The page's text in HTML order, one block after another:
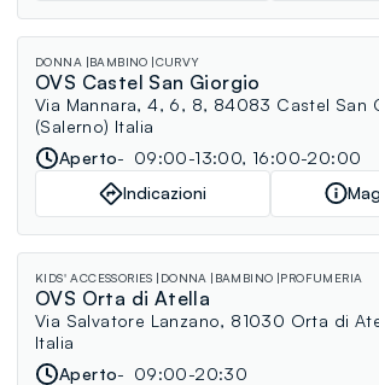
DONNA BAMBINO CURVY
OVS Castel San Giorgio
Via Mannara, 4, 6, 8, 84083 Castel San
(Salerno) Italia
Aperto
09:00-13:00, 16:00-20:00
Indicazioni
KIDS' ACCESSORIES DONNA BAMBINO PROFUMERIA
OVS Orta di Atella
Via Salvatore Lanzano, 81030 Orta di
Italia
Aperto
09:00-20:30